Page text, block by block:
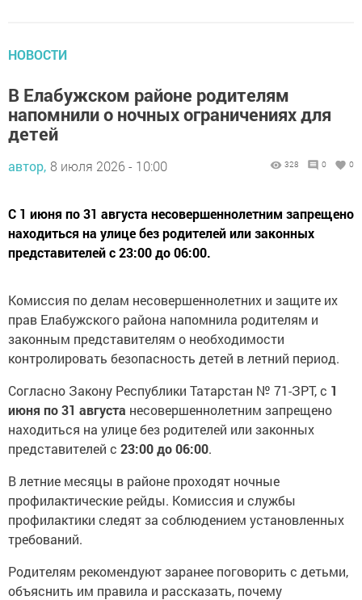
НОВОСТИ
В Елабужском районе родителям
напомнили о ночных ограничениях для
детей
автор, 8 июля 2026 - 10:00 328 0 0
С 1 июня по 31 августа несовершеннолетним запрещено
находиться на улице без родителей или законных
представителей с 23:00 до 06:00.
Комиссия по делам несовершеннолетних и защите их
прав Елабужского района напомнила родителям и
законным представителям о необходимости
контролировать безопасность детей в летний период.
Согласно Закону Республики Татарстан № 71-ЗРТ, с 1
июня по 31 августа несовершеннолетним запрещено
находиться на улице без родителей или законных
представителей с 23:00 до 06:00.
В летние месяцы в районе проходят ночные
профилактические рейды. Комиссия и службы
профилактики следят за соблюдением установленных
требований.
Родителям рекомендуют заранее поговорить с детьми,
объяснить им правила и рассказать, почему